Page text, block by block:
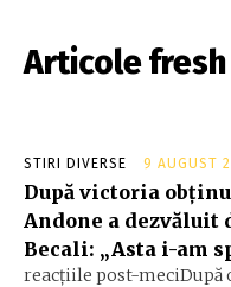
Articole fresh
STIRI DIVERSE 9 AUGUST
După victoria
Andone a dezvăluit
Becali: „Asta i-am
reacțiile post-meciDupă